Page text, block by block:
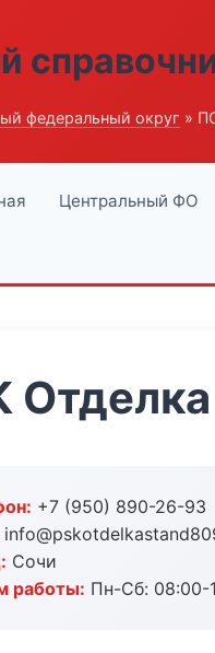
федеральный округ »
Центральный ФО
+7 (950) 890-26-93
Сочи
работы: Пн-Сб: 08:00-